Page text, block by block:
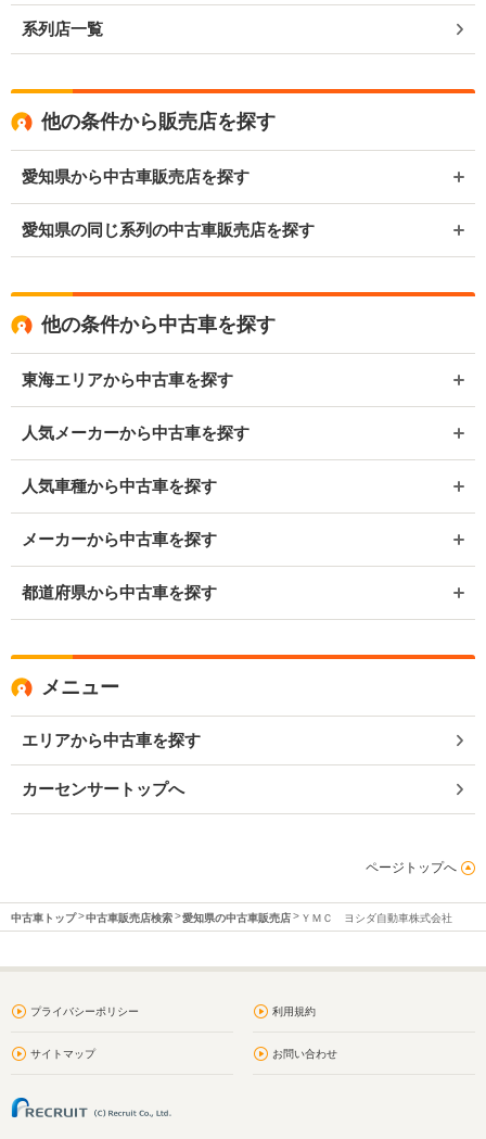
系列店一覧
他の条件から販売店を探す
愛知県から中古車販売店を探す
愛知県の同じ系列の中古車販売店を探す
他の条件から中古車を探す
東海エリアから中古車を探す
人気メーカーから中古車を探す
人気車種から中古車を探す
メーカーから中古車を探す
都道府県から中古車を探す
メニュー
エリアから中古車を探す
カーセンサートップへ
ページトップへ
中古車トップ 中古車販売店検索 愛知県の中古車販売店 ＹＭＣ ヨシダ自動車株式会社
プライバシーポリシー 利用規約
サイトマップ お問い合わせ